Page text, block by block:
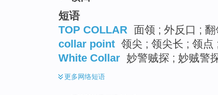
短语
TOP COLLAR 面领 ; 外反口 ; 翻
collar point 领尖 ; 领尖长 ; 领点
White Collar 妙警贼探 ; 妙贼警
更多网络短语